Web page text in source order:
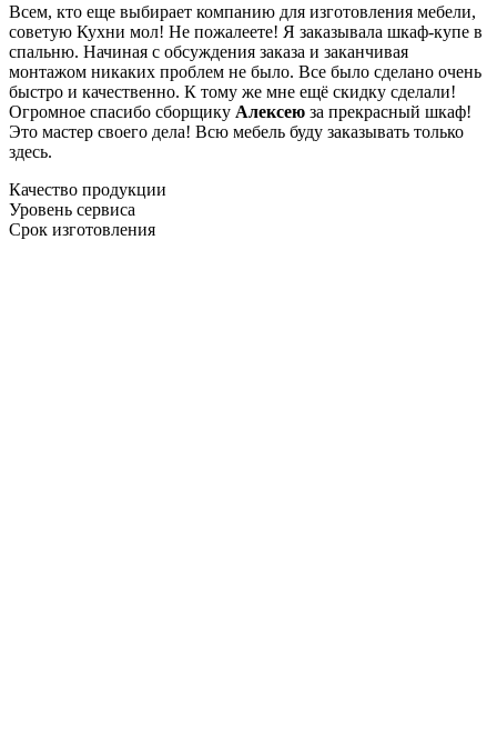
Всем, кто еще выбирает компанию для изготовления мебели,
советую Кухни мол! Не пожалеете! Я заказывала шкаф-купе в
спальню. Начиная с обсуждения заказа и заканчивая
монтажом никаких проблем не было. Все было сделано очень
быстро и качественно. К тому же мне ещё скидку сделали!
Огромное спасибо сборщику Алексею за прекрасный шкаф!
Это мастер своего дела! Всю мебель буду заказывать только
здесь.
Качество продукции
Уровень сервиса
Срок изготовления